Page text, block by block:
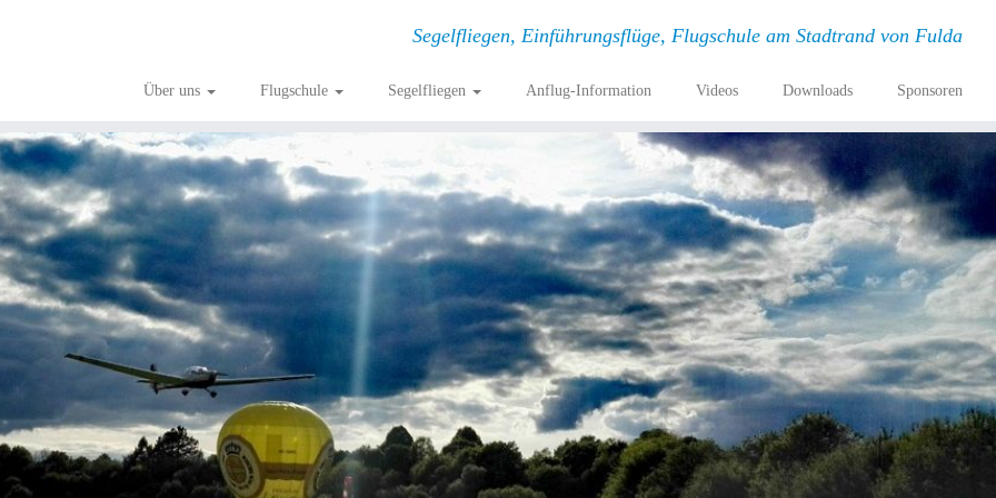
Segelfliegen, Einführungsflüge, Flugschule am Stadtrand von Fulda
Über uns Flugschule Segelfliegen Anflug-Information Videos Downloads Sponsoren